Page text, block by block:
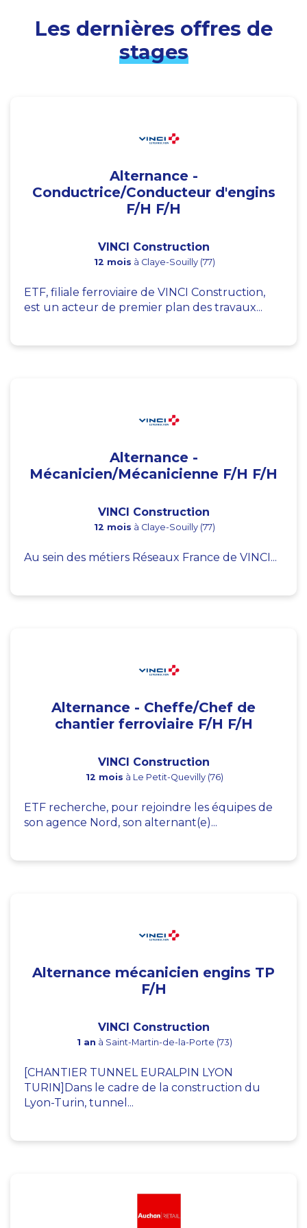
Les dernières offres de
stages
Alternance -
Conductrice/Conducteur d'engins
F/H F/H
VINCI Construction
12 mois à Claye-Souilly (77)
ETF, filiale ferroviaire de VINCI Construction,
est un acteur de premier plan des travaux...
Alternance -
Mécanicien/Mécanicienne F/H F/H
VINCI Construction
12 mois à Claye-Souilly (77)
Au sein des métiers Réseaux France de VINCI...
Alternance - Cheffe/Chef de
chantier ferroviaire F/H F/H
VINCI Construction
12 mois à Le Petit-Quevilly (76)
ETF recherche, pour rejoindre les équipes de
son agence Nord, son alternant(e)...
Alternance mécanicien engins TP
F/H
VINCI Construction
1 an à Saint-Martin-de-la-Porte (73)
[CHANTIER TUNNEL EURALPIN LYON
TURIN]Dans le cadre de la construction du
Lyon-Turin, tunnel...